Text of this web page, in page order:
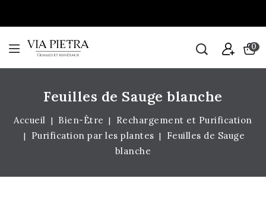
0
Feuilles de Sauge blanche
Accueil Bien-Être
Rechargement et Purification
Purification par les plantes
Feuilles de Sauge
blanche